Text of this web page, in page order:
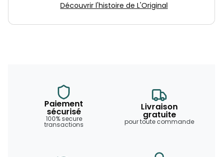
Découvrir l'histoire de L'Original
Paiement
sécurisé
100% secure
transactions
Livraison
gratuite
pour toute commande